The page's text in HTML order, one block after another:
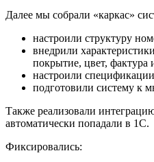
Далее мы собрали «каркас»
настроили структуру
внедрили
покрытие, цвет, фактура
настроили
подготовили систему к
Также реализовали
автоматически попадали в 1С.
Фиксировались: